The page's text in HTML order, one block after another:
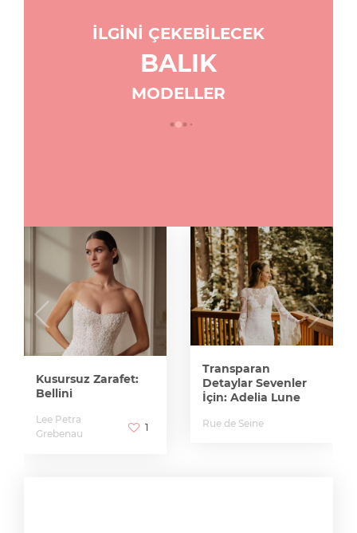
İLGİNİ ÇEKEBİLECEK
BALIK
MODELLER
Kusursuz Zarafet:
Bellini
Lee Petra
Grebenau
1
Transparan
Detaylar Sevenler
İçin: Adelia Lune
Rue de Seine